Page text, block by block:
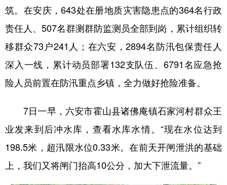
筑。在安庆，643处在册地质灾害隐患点的364名行政
责任人、507名群测群防监测员全部到岗，累计组织转
移群众73户241人；在六安，2894名防汛包保责任人
深入一线，累计动员部署132支队伍、6791名应急抢
险人员前置在防汛重点乡镇，全力做好抢险准备。
7日一早，六安市霍山县诸佛庵镇石家河村群众王
业发来到后冲水库，查看水库水情。“现在水位达到
198.5米，超汛限水位0.33米。在前天开闸泄洪的基础
上，我们又将闸门抬高10公分，加大下泄流量。”